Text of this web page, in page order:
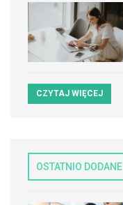
CZYTAJ WIĘCEJ
OSTATNIO DODANE